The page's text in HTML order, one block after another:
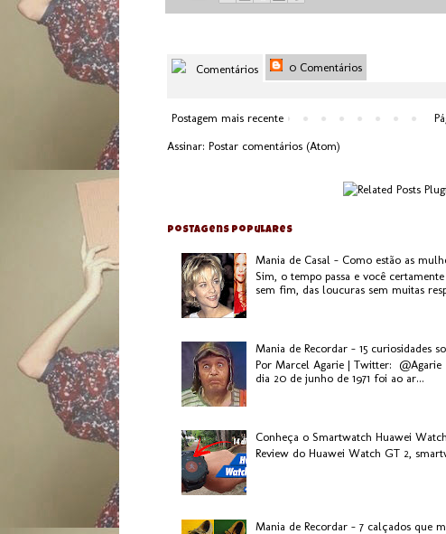
Comentários 0 Comentários
Postagem mais recente
Assinar: Postar comentários (Atom)
Postagens populares
Mania de Casal - Como estão as
Sim, o tempo passa e você
sem fim, das loucuras sem muitas
Mania de Recordar - 15 curiosidades
Por Marcel Agarie | Twitter:
dia 20 de junho de 1971 foi ao ar...
Conheça o Smartwatch Huawei
Review do Huawei Watch GT 2,
Mania de Recordar - 7 calçados que